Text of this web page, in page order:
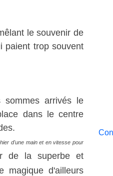
le souvenir de
paient trop souvent
sommes arrivés le
dans le centre
d'une main et en vitesse pour
de la superbe et
magique d'ailleurs